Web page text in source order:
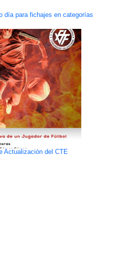
día para fichajes en categorías
Actualización del CTE